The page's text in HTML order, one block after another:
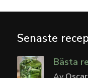
Senaste
Bästa